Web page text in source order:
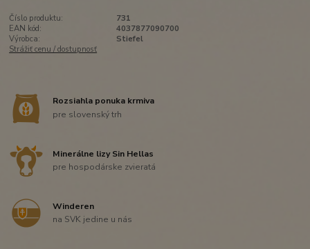
Číslo produktu:
731
EAN kód:
4037877090700
Výrobca:
Stiefel
Strážiť cenu / dostupnosť
Rozsiahla ponuka krmiva
pre slovenský trh
Minerálne lizy Sin Hellas
pre hospodárske zvieratá
Winderen
na SVK jedine u nás